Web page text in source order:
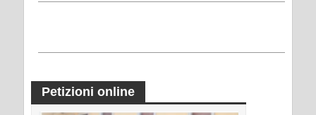
Petizioni online